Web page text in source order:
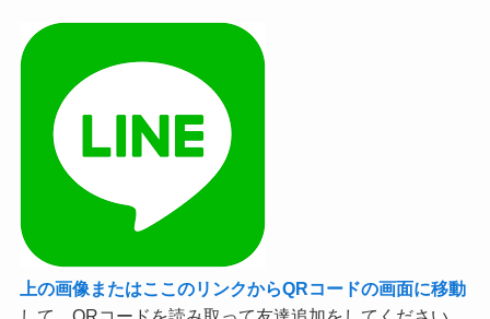
上の画像またはここのリンクからQRコードの画面に移動